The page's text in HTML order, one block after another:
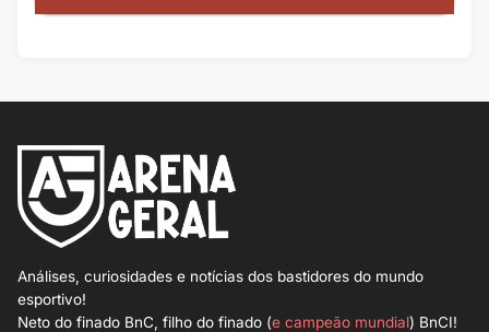
Análises, curiosidades e notícias dos bastidores do mundo
esportivo!
Neto do finado BnC, filho do finado (e campeão mundial) BnCI!